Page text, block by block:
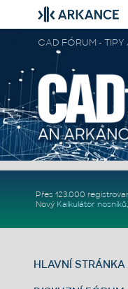
CAD FÓRUM - TIPY
Přes 123.000
Nový Kalkulátor nosníků,
HLAVNÍ STRÁNKA